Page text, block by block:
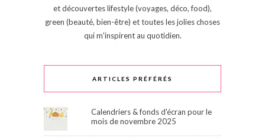
et découvertes lifestyle (voyages, déco, food),
green (beauté, bien-être) et toutes les jolies choses
qui m'inspirent au quotidien.
ARTICLES PRÉFÉRÉS
Calendriers & fonds d'écran pour le
mois de novembre 2025